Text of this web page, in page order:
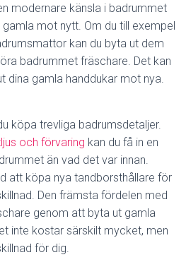
modernare känsla i badrummet
mot nytt. Om du till exempel
kan du byta ut dem
badrummet fräschare. Det kan
dina gamla handdukar mot nya.
köpa trevliga badrumsdetaljer.
och förvaring kan du få in en
än vad det var innan.
att köpa nya tandborsthållare för
Den främsta fördelen med
genom att byta ut gamla
inte kostar särskilt mycket, men
för dig.